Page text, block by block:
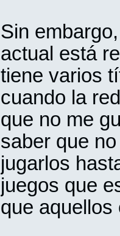
Sin
actual está
tiene varios
cuando la
que no me
saber que
jugarlos
juegos que
que aquellos